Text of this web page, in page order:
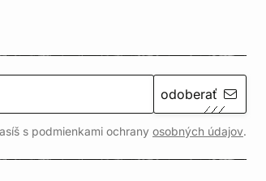
odoberať
s podmienkami ochrany osobných údajov.